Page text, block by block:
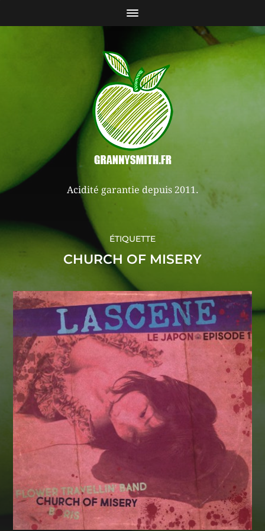
Acidité garantie depuis 2011.
ÉTIQUETTE
CHURCH OF MISERY